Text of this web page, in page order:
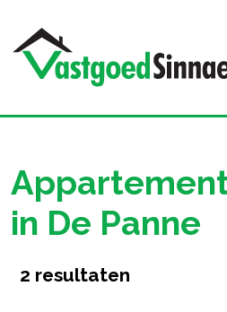
in De Panne
2 resultaten